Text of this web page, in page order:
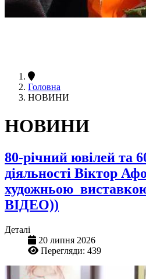
Головна
НОВИНИ
НОВИНИ
80-річний ювілей та
діяльності Віктор
художньою
ВІДЕО))
Деталі
20 липня 2026
Перегляди: 439